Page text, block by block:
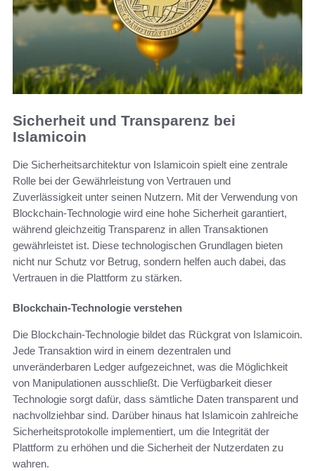
Sicherheit und Transparenz bei
Islamicoin
Die Sicherheitsarchitektur von Islamicoin spielt eine zentrale
Rolle bei der Gewährleistung von Vertrauen und
Zuverlässigkeit unter seinen Nutzern. Mit der Verwendung von
Blockchain-Technologie wird eine hohe Sicherheit garantiert,
während gleichzeitig Transparenz in allen Transaktionen
gewährleistet ist. Diese technologischen Grundlagen bieten
nicht nur Schutz vor Betrug, sondern helfen auch dabei, das
Vertrauen in die Plattform zu stärken.
Blockchain-Technologie verstehen
Die Blockchain-Technologie bildet das Rückgrat von Islamicoin.
Jede Transaktion wird in einem dezentralen und
unveränderbaren Ledger aufgezeichnet, was die Möglichkeit
von Manipulationen ausschließt. Die Verfügbarkeit dieser
Technologie sorgt dafür, dass sämtliche Daten transparent und
nachvollziehbar sind. Darüber hinaus hat Islamicoin zahlreiche
Sicherheitsprotokolle implementiert, um die Integrität der
Plattform zu erhöhen und die Sicherheit der Nutzerdaten zu
wahren.